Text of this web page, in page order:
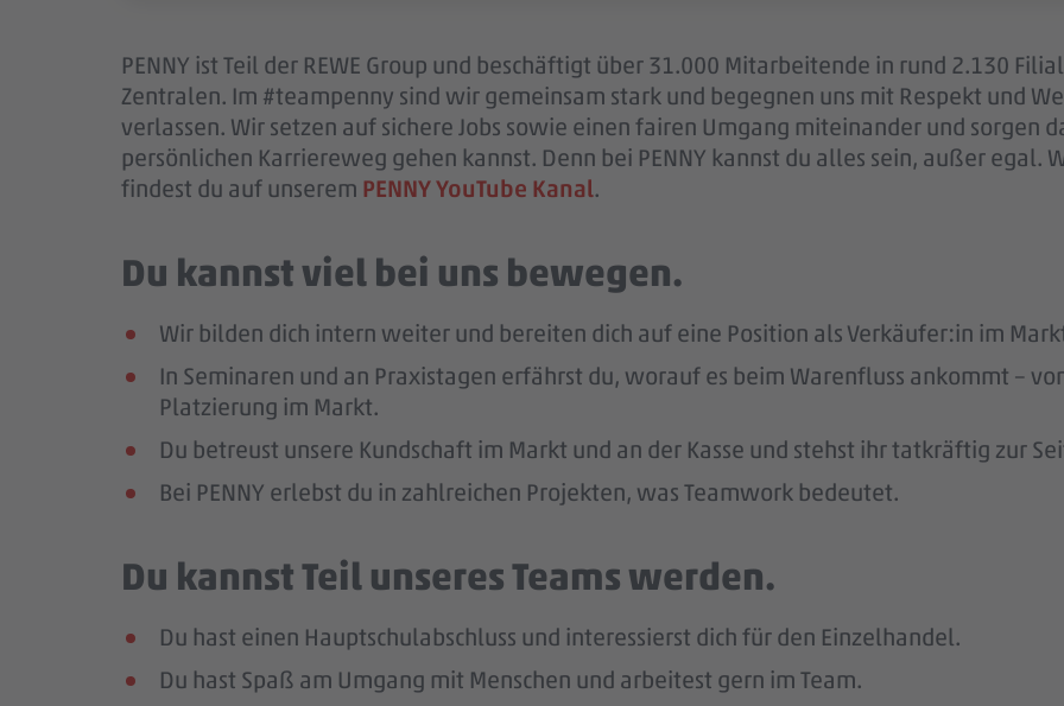
PENNY ist Teil der REWE Group und beschäftigt über 31.000 Mitarbeitende in rund 2.130
Zentralen. Im #teampenny sind wir gemeinsam stark und begegnen uns mit Respekt und
verlassen. Wir setzen auf sichere Jobs sowie einen fairen Umgang miteinander und sorgen
persönlichen Karriereweg gehen kannst. Denn bei PENNY kannst du alles sein, außer egal.
findest du auf unserem PENNY YouTube Kanal.
Du kannst viel bei uns bewegen.
Wir bilden dich intern weiter und bereiten dich auf eine Position als Verkäufer:in im
In Seminaren und an Praxistagen erfährst du, worauf es beim Warenfluss ankommt –
Platzierung im Markt.
Du betreust unsere Kundschaft im Markt und an der Kasse und stehst ihr tatkräftig zur
Bei PENNY erlebst du in zahlreichen Projekten, was Teamwork bedeutet.
Du kannst Teil unseres Teams werden.
Du hast einen Hauptschulabschluss und interessierst dich für den Einzelhandel.
Du hast Spaß am Umgang mit Menschen und arbeitest gern im Team.